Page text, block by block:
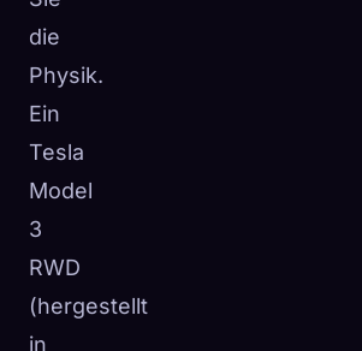
die
Physik.
Ein
Tesla
Model
3
RWD
(hergestellt
in